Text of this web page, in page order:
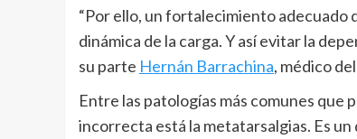
“Por ello, un fortalecimiento adecuado
dinámica de la carga. Y así evitar la
su parte Hernán Barrachina, médico
Entre las patologías más comunes que
incorrecta está la metatarsalgias. Es